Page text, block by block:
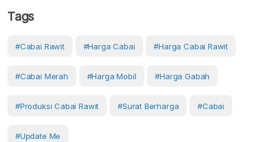
Tags
#Cabai Rawit #Harga Cabai #harga Cabai Rawit
#cabai Merah #harga Mobil #Harga Gabah
#produksi Cabai Rawit #surat Berharga #Cabai
#Update Me